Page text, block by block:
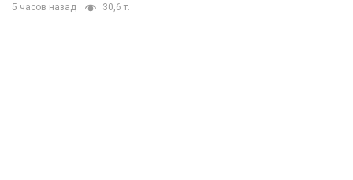
5 часов назад 30,6 т.